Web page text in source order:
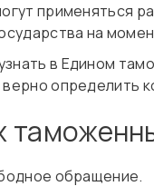
применяться
на
в Едином
определить
обращение.